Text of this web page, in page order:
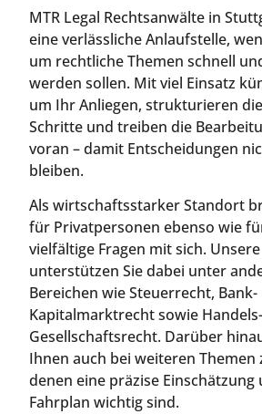
MTR Legal Rechtsanwälte in
eine verlässliche Anlaufstelle,
um rechtliche Themen schnell
werden sollen. Mit viel Einsatz
um Ihr Anliegen, strukturieren
Schritte und treiben die
voran – damit Entscheidungen
bleiben.
Als wirtschaftsstarker Standort
für Privatpersonen ebenso wie
vielfältige Fragen mit sich.
unterstützen Sie dabei unter
Bereichen wie Steuerrecht, Bank-
Kapitalmarktrecht sowie
Gesellschaftsrecht. Darüber
Ihnen auch bei weiteren Themen
denen eine präzise
Fahrplan wichtig sind.